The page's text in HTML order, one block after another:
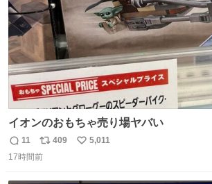
イオンのおもちゃ売り場ヤバい
返
信
11
リ
ポ
409
い
5,011
17時間前